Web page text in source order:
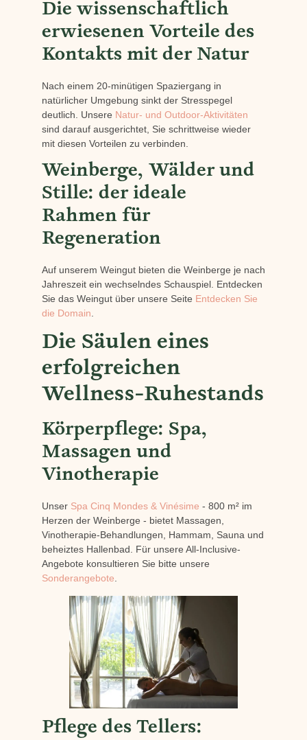
Die wissenschaftlich
erwiesenen Vorteile des
Kontakts mit der Natur
Nach einem 20-minütigen Spaziergang in
natürlicher Umgebung sinkt der Stresspegel
deutlich. Unsere Natur- und Outdoor-Aktivitäten
sind darauf ausgerichtet, Sie schrittweise wieder
mit diesen Vorteilen zu verbinden.
Weinberge, Wälder und
Stille: der ideale
Rahmen für
Regeneration
Auf unserem Weingut bieten die Weinberge je nach
Jahreszeit ein wechselndes Schauspiel. Entdecken
Sie das Weingut über unsere Seite Entdecken Sie
die Domain
Die Säulen eines
erfolgreichen
Wellness-Ruhestands
Körperpflege: Spa,
Massagen und
Vinotherapie
Unser Spa Cinq Mondes & Vinésime - 800 m² im
Herzen der Weinberge - bietet Massagen,
Vinotherapie-Behandlungen, Hammam, Sauna und
beheiztes Hallenbad. Für unsere All-Inclusive-
Angebote konsultieren Sie bitte unsere
Sonderangebote
Pflege des Tellers: